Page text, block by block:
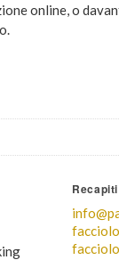
online, o
Recapiti